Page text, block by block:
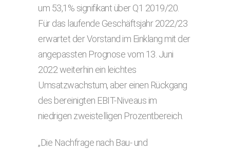
um 53,1% signifikant über Q1 2019/20.
Für das laufende Geschäftsjahr 2022/23
erwartet der Vorstand im Einklang mit der
angepassten Prognose vom 13. Juni
2022 weiterhin ein leichtes
Umsatzwachstum, aber einen Rückgang
des bereinigten EBIT-Niveaus im
niedrigen zweistelligen Prozentbereich.
„Die Nachfrage nach Bau- und